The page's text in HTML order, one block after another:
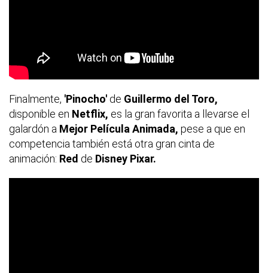
Finalmente, 'Pinocho' de Guillermo del Toro,
disponible en Netflix, es la gran favorita a llevarse el
galardón a Mejor Película Animada, pese a que en
competencia también está otra gran cinta de
animación: Red de Disney Pixar.